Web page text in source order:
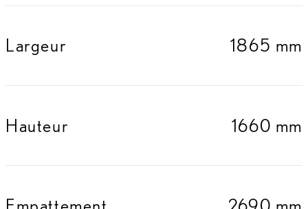
Largeur 1865 mm
Hauteur 1660 mm